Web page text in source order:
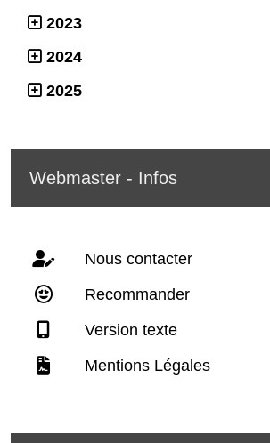
2023
2024
2025
Webmaster - Infos
Nous contacter
Recommander
Version texte
Mentions Légales